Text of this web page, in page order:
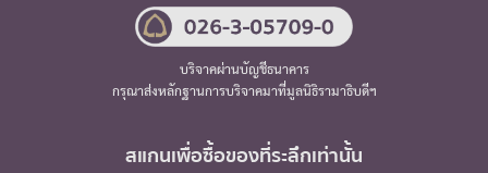
บริจาคผ่านบัญชีธนาคาร
กรุณาส่งหลักฐานการบริจาคมาที่มูลนิธิรามาธิบดีฯ
สแกนเพื่อซื้อของที่ระลึกเท่านั้น